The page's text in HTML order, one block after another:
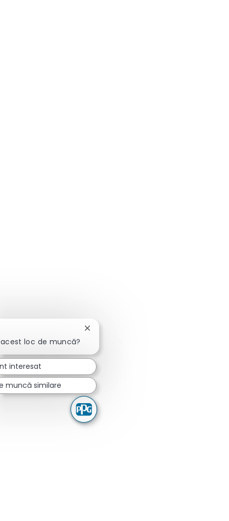
loc de muncă?
Închideți notificarea chatbot-ului
interesat
muncă similare